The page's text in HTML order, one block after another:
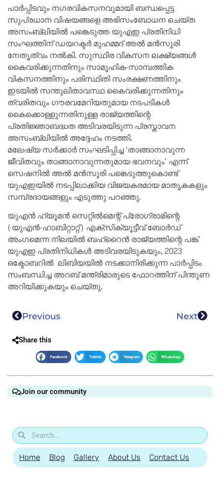
പാർപ്പിടവും നഗരവികസനവുമായി ബന്ധപ്പെട്ട
സുപ്രധാന വിഷയങ്ങളെ അഭിസംബോധന ചെയ്ത
അസംബ്ലിയിൽ പങ്കെടുത്ത യുഎഇ പ്രതിനിധി
സംഘത്തിന് ഡയറക്ടർ മുഹമ്മദ് അൽ മൻസൂരി
നേതൃത്വം നൽകി. സുസ്ഥിര വികസന ലക്ഷ്യങ്ങൾ
കൈവരിക്കുന്നതിനും സാമൂഹിക-സാമ്പത്തിക
വികസനത്തിനും പരിസ്ഥിതി സംരക്ഷണത്തിനും
ഇടയിൽ സന്തുലിതാവസ്ഥ കൈവരിക്കുന്നതിനും
ത്വരിതവും ഗൗരവമേറിയതുമായ നടപടികൾ
കൈക്കൊള്ളുന്നതിനുള്ള രാജ്യത്തിന്റെ
പ്രതിജ്ഞാബദ്ധത അടിവരയിടുന്ന പ്രസ്താവന
അസംബ്ലിയിൽ അദ്ദേഹം നടത്തി.
മലേഷ്യ സർക്കാർ സംഘടിപ്പിച്ച ‘താങ്ങാനാവുന്ന
ജീവിതവും താങ്ങാനാവുന്നതുമായ ഭവനവും’ എന്ന്
സെഷനിൽ അൽ മൻസൂരി പങ്കെടുത്തുകൊണ്ട്
യുഎഇയിൽ നടപ്പിലാക്കിയ വിജയകരമായ മാതൃകകളും
സമ്പ്രദായങ്ങളും എടുത്തു പറഞ്ഞു.
യുഎൻ ഹ്യൂമൻ സെറ്റിൽമെന്റ് പ്രോഗ്രാമിന്റെ
(യുഎൻ-ഹാബിറ്റാറ്റ്) എക്‌സിക്യൂട്ടീവ് ബോർഡ്
അംഗമെന്ന നിലയിൽ ബഹ്‌റൈൻ രാജ്യത്തിന്റെ പങ്ക്
യുഎഇ പ്രതിനിധികൾ അടിവരയിടുകയും, 2023
ഒക്ടോബറിൽ ലിബിയയിൽ നടക്കാനിരിക്കുന്ന പാർപ്പിടം
സംബന്ധിച്ച അറബ് മന്ത്രിമാരുടെ ഫോറത്തിന് പിന്തുണ
അറിയിക്കുകയും ചെയ്തു.
Previous Next
Share this
Facebook Twitter Telegram WhatsApp
Join our community
Home Blog Gallery About Us Contact Us